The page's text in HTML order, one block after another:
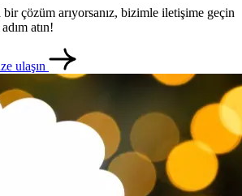
çözüm arıyorsanız, bizimle iletişime geçin
atın!
ulaşın